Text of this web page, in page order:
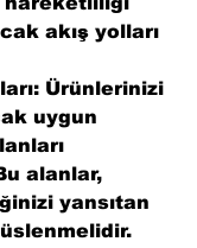
akış yolları
: Ürünlerinizi
uygun
alanlar,
yansıtan